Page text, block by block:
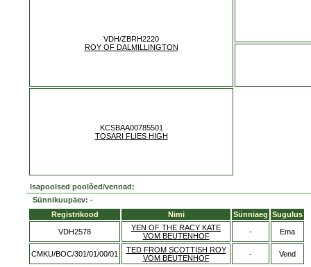
VDH/ZBRH2220
ROY OF DALMILLINGTON
KCSBAA00785501
TOSARI FLIES HIGH
Isapoolsed poolõed/vennad:
Sünnikuupäev: -
Registrikood
Nimi Sünniaeg Sugulus
VDH2578
YEN OF THE RACY KATE
VOM BEUTENHOF
- Ema
CMKU/BOC/301/01/00/01
TED FROM SCOTTISH ROY
VOM BEUTENHOF
- Vend